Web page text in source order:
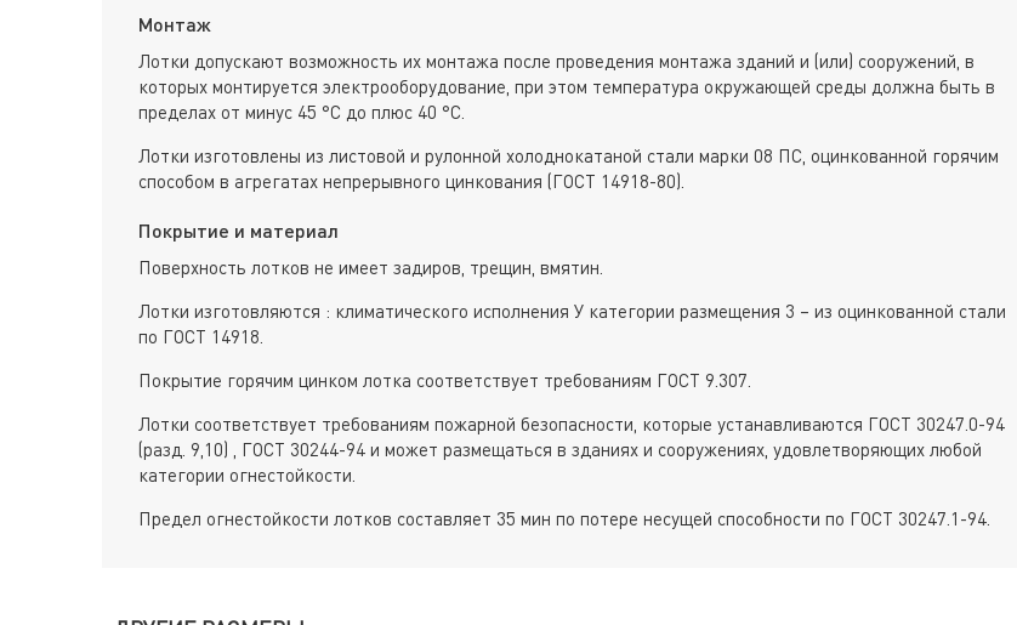
Монтаж
Лотки допускают возможность их монтажа после проведения монтажа зданий и (или) сооружений, в
которых монтируется электрооборудование, при этом температура окружающей среды должна быть в
пределах от минус 45 °С до плюс 40 °С.
Лотки изготовлены из листовой и рулонной холоднокатаной стали марки 08 ПС, оцинкованной горячим
способом в агрегатах непрерывного цинкования (ГОСТ 14918-80).
Покрытие и материал
Поверхность лотков не имеет задиров, трещин, вмятин.
Лотки изготовляются : климатического исполнения У категории размещения 3 – из оцинкованной стали
по ГОСТ 14918.
Покрытие горячим цинком лотка соответствует требованиям ГОСТ 9.307.
Лотки соответствует требованиям пожарной безопасности, которые устанавливаются ГОСТ 30247.0-94
(разд. 9,10) , ГОСТ 30244-94 и может размещаться в зданиях и сооружениях, удовлетворяющих любой
категории огнестойкости.
Предел огнестойкости лотков составляет 35 мин по потере несущей способности по ГОСТ 30247.1-94.